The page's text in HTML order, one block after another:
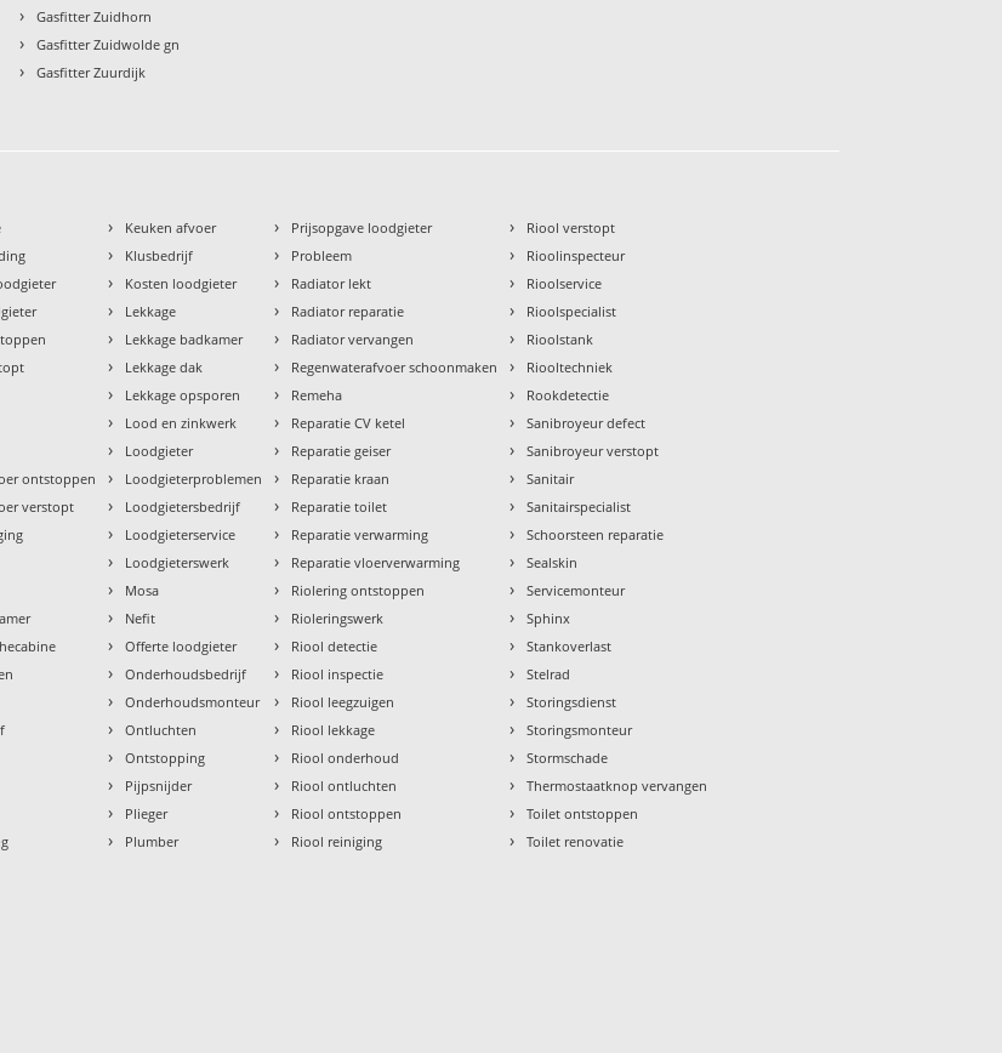
› Gasfitter Zuidhorn
› Gasfitter Zuidwolde gn
› Gasfitter Zuurdijk
ontstoppen
verstopt
› Keuken afvoer
› Klusbedrijf
› Kosten loodgieter
› Lekkage
› Lekkage badkamer
› Lekkage dak
› Lekkage opsporen
› Lood en zinkwerk
› Loodgieter
› Loodgieterproblemen
› Loodgietersbedrijf
› Loodgieterservice
› Loodgieterswerk
› Mosa
› Nefit
› Offerte loodgieter
› Onderhoudsbedrijf
› Onderhoudsmonteur
› Ontluchten
› Ontstopping
› Pijpsnijder
› Plieger
› Plumber
› Prijsopgave loodgieter
› Probleem
› Radiator lekt
› Radiator reparatie
› Radiator vervangen
› Regenwaterafvoer schoonmaken
› Remeha
› Reparatie CV ketel
› Reparatie geiser
› Reparatie kraan
› Reparatie toilet
› Reparatie verwarming
› Reparatie vloerverwarming
› Riolering ontstoppen
› Rioleringswerk
› Riool detectie
› Riool inspectie
› Riool leegzuigen
› Riool lekkage
› Riool onderhoud
› Riool ontluchten
› Riool ontstoppen
› Riool reiniging
› Riool verstopt
› Rioolinspecteur
› Rioolservice
› Rioolspecialist
› Rioolstank
› Riooltechniek
› Rookdetectie
› Sanibroyeur defect
› Sanibroyeur verstopt
› Sanitair
› Sanitairspecialist
› Schoorsteen reparatie
› Sealskin
› Servicemonteur
› Sphinx
› Stankoverlast
› Stelrad
› Storingsdienst
› Storingsmonteur
› Stormschade
› Thermostaatknop vervangen
› Toilet ontstoppen
› Toilet renovatie